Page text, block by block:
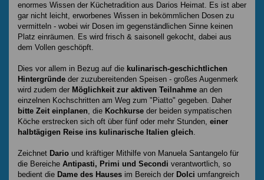
enormes Wissen der Küchetradition aus Darios Heimat. Es ist aber
gar nicht leicht, erworbenes Wissen in bekömmlichen Dosen zu
vermitteln - wobei wir Dosen im gegenständlichen Sinne keinen
Platz einräumen. Es wird frisch & saisonell gekocht, dabei aus
dem Vollen geschöpft.
Dies vor allem in Bezug auf die kulinarisch-geschichtlichen
Hintergründe der zuzubereitenden Speisen - großes Augenmerk
wird zudem der Möglichkeit zur aktiven Teilnahme an den
einzelnen Kochschritten am Weg zum "Piatto" gegeben. Daher
bitte Zeit einplanen, die Kochkurse der beiden sympatischen
Köche erstrecken sich oft über fünf oder mehr Stunden, einer
halbtägigen Reise ins kulinarische Italien gleich.
Zeichnet Dario und kräftiger Mithilfe von Manuela Santangelo für
die Bereiche Antipasti, Primi und Secondi verantwortlich, so
bedient die Dame des Hauses im Bereich der Dolci umfangreich